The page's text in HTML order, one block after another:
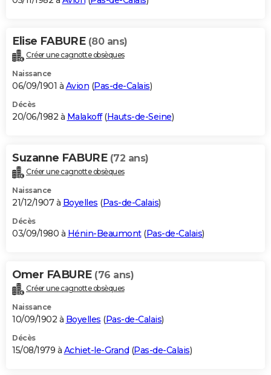
Elise FABURE (80 ans)
Créer une cagnotte obsèques
Naissance
06/09/1901 à Avion (Pas-de-Calais)
Décès
20/06/1982 à Malakoff(Hauts-de-Seine)
Suzanne FABURE (72 ans)
Créer une cagnotte obsèques
Naissance
21/12/1907 à Boyelles (Pas-de-Calais)
Décès
03/09/1980 à Hénin-Beaumont(Pas-de-Calais)
Omer FABURE (76 ans)
Créer une cagnotte obsèques
Naissance
10/09/1902 à Boyelles (Pas-de-Calais)
Décès
15/08/1979 à Achiet-le-Grand (Pas-de-Calais)